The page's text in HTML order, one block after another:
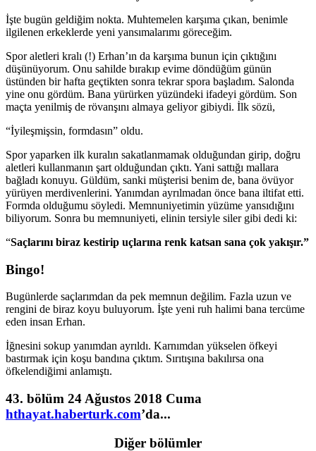
İşte bugün geldiğim nokta. Muhtemelen karşıma çıkan, benimle
ilgilenen erkeklerde yeni yansımalarımı göreceğim.
Spor aletleri kralı (!) Erhan’ın da karşıma bunun için çıktığını
düşünüyorum. Onu sahilde bırakıp evime döndüğüm günün
üstünden bir hafta geçtikten sonra tekrar spora başladım. Salonda
yine onu gördüm. Bana yürürken yüzündeki ifadeyi gördüm. Son
maçta yenilmiş de rövanşını almaya geliyor gibiydi. İlk sözü,
“İyileşmişsin, formdasın” oldu.
Spor yaparken ilk kuralın sakatlanmamak olduğundan girip, doğru
aletleri kullanmanın şart olduğundan çıktı. Yani sattığı mallara
bağladı konuyu. Güldüm, sanki müşterisi benim de, bana övüyor
yürüyen merdivenlerini. Yanımdan ayrılmadan önce bana iltifat etti.
Formda olduğumu söyledi. Memnuniyetimin yüzüme yansıdığını
biliyorum. Sonra bu memnuniyeti, elinin tersiyle siler gibi dedi ki:
“Saçlarını biraz kestirip uçlarına renk katsan sana çok yakışır.”
Bingo!
Bugünlerde saçlarımdan da pek memnun değilim. Fazla uzun ve
rengini de biraz koyu buluyorum. İşte yeni ruh halimi bana tercüme
eden insan Erhan.
İğnesini sokup yanımdan ayrıldı. Karnımdan yükselen öfkeyi
bastırmak için koşu bandına çıktım. Sırıtışına bakılırsa ona
öfkelendiğimi anlamıştı.
43. bölüm 24 Ağustos 2018 Cuma
hthayat.haberturk.com’da...
Diğer bölümler